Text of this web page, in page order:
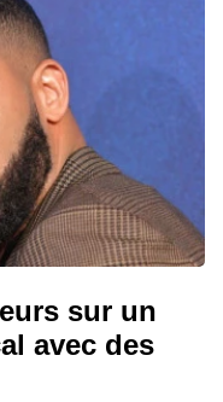
sur un
avec des